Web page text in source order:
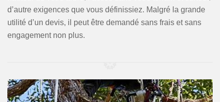
d’autre exigences que vous définissiez. Malgré la grande
utilité d’un devis, il peut être demandé sans frais et sans
engagement non plus.